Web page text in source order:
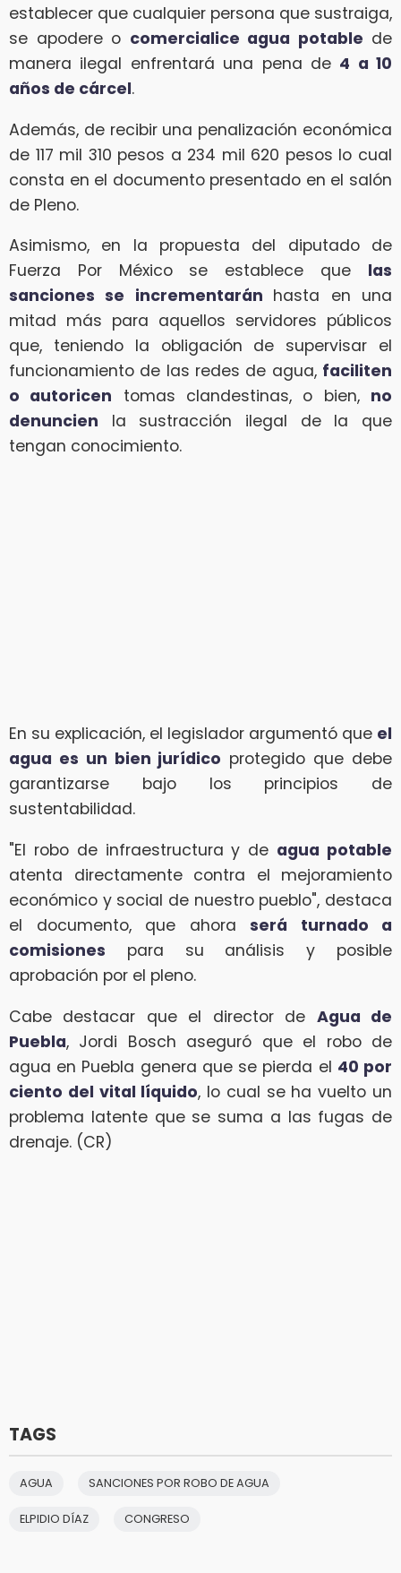
establecer que cualquier persona que sustraiga,
se apodere o comercialice agua potable de
manera ilegal enfrentará una pena de 4 a 10
años de cárcel.
Además, de recibir una penalización económica
de 117 mil 310 pesos a 234 mil 620 pesos lo cual
consta en el documento presentado en el salón
de Pleno.
Asimismo, en la propuesta del diputado de
Fuerza Por México se establece que las
sanciones se incrementarán hasta en una
mitad más para aquellos servidores públicos
que, teniendo la obligación de supervisar el
funcionamiento de las redes de agua, faciliten
o autoricen tomas clandestinas, o bien, no
denuncien la sustracción ilegal de la que
tengan conocimiento.
En su explicación, el legislador argumentó que el
agua es un bien jurídico protegido que debe
garantizarse bajo los principios de
sustentabilidad.
"El robo de infraestructura y de agua potable
atenta directamente contra el mejoramiento
económico y social de nuestro pueblo", destaca
el documento, que ahora será turnado a
comisiones para su análisis y posible
aprobación por el pleno.
Cabe destacar que el director de Agua de
Puebla, Jordi Bosch aseguró que el robo de
agua en Puebla genera que se pierda el 40 por
ciento del vital líquido, lo cual se ha vuelto un
problema latente que se suma a las fugas de
drenaje. (CR)
TAGS
AGUA SANCIONES POR ROBO DE AGUA
ELPIDIO DÍAZ CONGRESO